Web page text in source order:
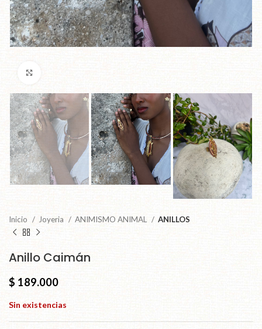
Inicio Joyeria ANIMISMO ANIMAL ANILLOS
Anillo Caimán
$ 189.000
Sin existencias